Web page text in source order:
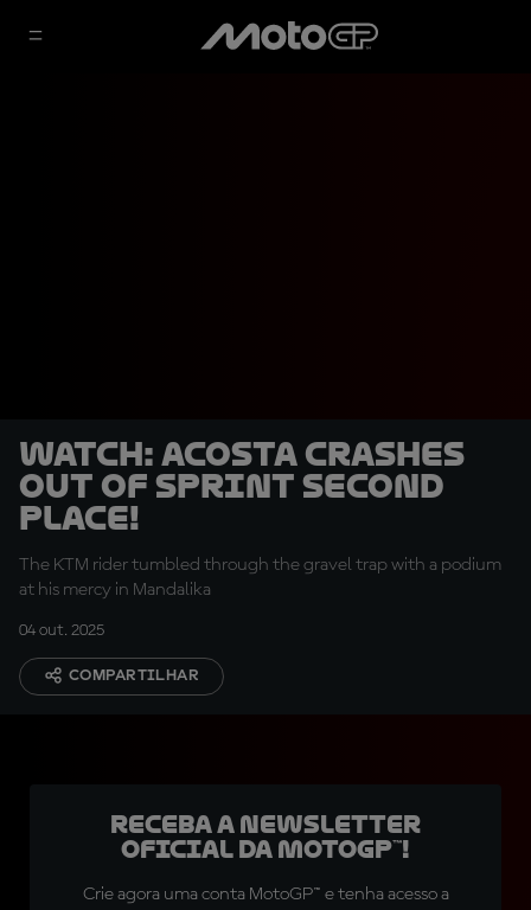
WATCH: Acosta crashes
out of Sprint second
place!
The KTM rider tumbled through the gravel trap with a podium
at his mercy in Mandalika
04 out. 2025
COMPARTILHAR
Receba a newsletter
oficial da MotoGP™!
Crie agora uma conta MotoGP™ e tenha acesso a